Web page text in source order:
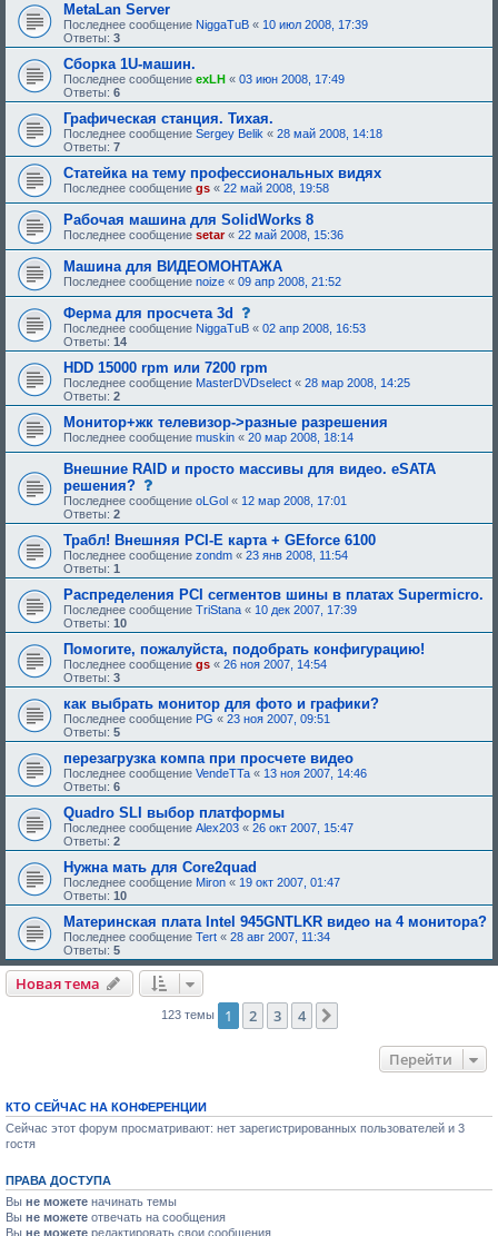
е
и
MetaLan Server
Последнее сообщение NiggaTuB « 10 июл 2008, 17:39
Ответы: 3
Сборка 1U-машин.
Последнее сообщение exLH « 03 июн 2008, 17:49
Ответы: 6
Графическая станция. Тихая.
Последнее сообщение Sergey Belik « 28 май 2008, 14:18
Ответы: 7
Статейка на тему профессиональных видях
Последнее сообщение gs « 22 май 2008, 19:58
Рабочая машина для SolidWorks 8
Последнее сообщение setar« 22 май 2008, 15:36
Машина для ВИДЕОМОНТАЖА
Последнее сообщение noize « 09 апр 2008, 21:52
Ферма для просчета 3d
о
б
щ
е
н
и
е
,
т
р
е
у
щ
е
е
о
д
о
б
р
е
н
и
я
:
Последнее сообщение NiggaTuB « 02 апр 2008, 16:53
Ответы: 14
HDD 15000 rpm или 7200 rpm
Последнее сообщение MasterDVDselect « 28 мар 2008, 14:25
Ответы: 2
Монитор+жк телевизор->разные разрешения
Последнее сообщение muskin « 20 мар 2008, 18:14
Внешние RAID и просто массивы для видео. eSATA
решения?
о
о
б
щ
е
н
и
е
,
т
р
б
у
е
е
о
б
н
и
Последнее сообщение oLGol « 12 мар 2008, 17:01
Ответы: 2
Трабл! Внешняя PCI-E карта + GEforce 6100
Последнее сообщение zondm « 23 янв 2008, 11:54
Ответы: 1
Распределения PCI сегментов шины в платах Supermicro.
Последнее сообщение TriStana « 10 дек 2007, 17:39
Ответы: 10
Помогите, пожалуйста, подобрать конфигурацию!
Последнее сообщение gs « 26 ноя 2007, 14:54
Ответы: 3
как выбрать монитор для фото и графики?
Последнее сообщение PG « 23 ноя 2007, 09:51
Ответы: 5
перезагрузка компа при просчете видео
Последнее сообщение VendeTTa « 13 ноя 2007, 14:46
Ответы: 6
Quadro SLI выбор платформы
Последнее сообщение Alex203 « 26 окт 2007, 15:47
Ответы: 2
Нужна мать для Core2quad
Последнее сообщение Miron « 19 окт 2007, 01:47
Ответы: 10
Материнская плата Intel 945GNTLKR видео на 4 монитора?
Последнее сообщение Tert « 28 авг 2007, 11:34
Ответы: 5
Новая тема
123 темы 1 2 3 4
Перейти
КТО СЕЙЧАС НА КОНФЕРЕНЦИИ
Сейчас этот форум просматривают: нет зарегистрированных пользователей и 3
гостя
ПРАВА ДОСТУПА
Вы не можете начинать темы
Вы не можете отвечать на сообщения
Вы не можете редактировать свои сообщения